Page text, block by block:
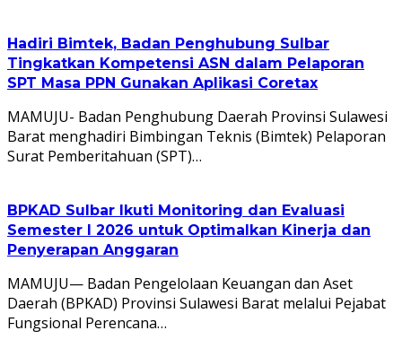
Hadiri Bimtek, Badan Penghubung Sulbar
Tingkatkan Kompetensi ASN dalam Pelaporan
SPT Masa PPN Gunakan Aplikasi Coretax
MAMUJU- Badan Penghubung Daerah Provinsi Sulawesi
Barat menghadiri Bimbingan Teknis (Bimtek) Pelaporan
Surat Pemberitahuan (SPT)…
BPKAD Sulbar Ikuti Monitoring dan Evaluasi
Semester I 2026 untuk Optimalkan Kinerja dan
Penyerapan Anggaran
MAMUJU— Badan Pengelolaan Keuangan dan Aset
Daerah (BPKAD) Provinsi Sulawesi Barat melalui Pejabat
Fungsional Perencana…